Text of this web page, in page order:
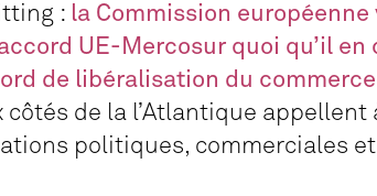
: la Commission
UE-Mercosur quoi qu’il en
de libéralisation du
de la l’Atlantique appellent
politiques, commerciales